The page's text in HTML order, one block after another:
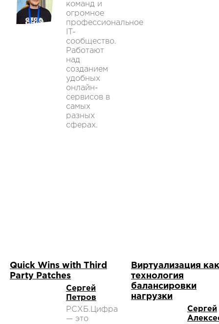
команд и
огромное
профессиональное
IT-
сообщество.
Работают
над
созданием
удобных
онлайн-
сервисов в
самых
разных
сферах.
Quick Wins with Third
Party Patches
Сергей
Петров
РСХБ.Цифра
— это
Виртуализация как
технология
балансировки
нагрузки
Сергей